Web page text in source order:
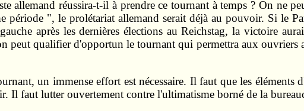
allemand réussira-t-il à prendre ce tournant à temps ? On ne
période ", le prolétariat allemand serait déjà au pouvoir. Si le
après les dernières élections au Reichstag, la victoire
peut qualifier d'opportun le tournant qui permettra aux ouvriers
un immense effort est nécessaire. Il faut que les
Il faut lutter ouvertement contre l'ultimatisme borné de la